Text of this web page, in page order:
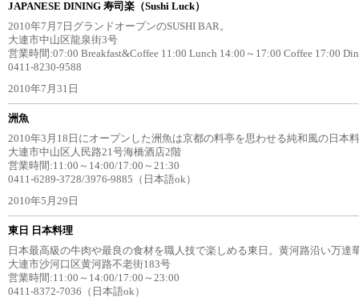
JAPANESE DINING 寿司楽（Sushi Luck）
2010年7月7日グランドオープンのSUSHI BAR。
大連市中山区龍泉街3号
営業時間:07:00 Breakfast&Coffee 11:00 Lunch 14:00～17:00 Coffee 17:00
0411-8230-9588
2010年7月31日
洲魚
2010年3月18日にオープンした洲魚は京都の料亭を思わせる純和風の日本
大連市中山区人民路21号海橋酒店2階
営業時間:11:00～14:00/17:00～21:30
0411-6289-3728/3976-9885（日本語ok）
2010年5月29日
東日 日本料理
日本最高級の牛肉や最良の食材を職人技で楽しめる東日。黄河路沿い万達
大連市沙河口区黄河路不老街183号
営業時間:11:00～14:00/17:00～23:00
0411-8372-7036（日本語ok）